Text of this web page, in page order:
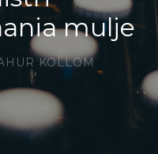
mulje
KOLLOM